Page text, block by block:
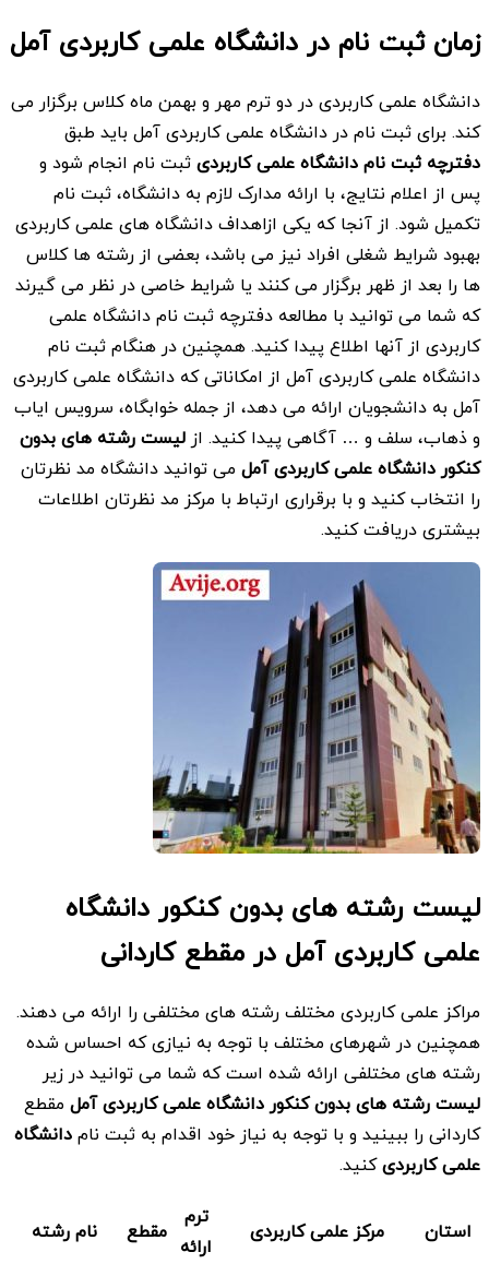
زمان ثبت نام در دانشگاه علمی کاربردیآمل
دانشگاه علمی کاربردی در دو ترم مهر و بهمن ماه کلاس برگزار می
کند. برای ثبت نام در دانشگاه علمی کاربردی آمل باید طبق
دفترچه ثبت نام دانشگاه علمی کاربردیثبت نام انجام شود و
پس از اعلام نتایج، با ارائه مدارک لازم به دانشگاه، ثبت نام
تکمیل شود. از آنجا که یکی ازاهداف دانشگاه های علمی کاربردی
بهبود شرایط شغلی افراد نیز می باشد، بعضی از رشته ها کلاس
ها را بعد از ظهر برگزار می کنند یا شرایط خاصی در نظر می گیرند
که شما می توانید با مطالعه دفترچه ثبت نام دانشگاه علمی
کاربردی از آنها اطلاع پیدا کنید. همچنین در هنگام ثبت نام
دانشگاه علمی کاربردی آمل از امکاناتی که دانشگاه علمی کاربردی
آمل به دانشجویان ارائه می دهد، از جمله خوابگاه، سرویس ایاب
و ذهاب، سلف و … آگاهی پیدا کنید. ازلیست رشته های بدون
کنکوردانشگاه علمی کاربردیآمل می توانید دانشگاه مد نظرتان
را انتخاب کنید و با برقراری ارتباط با مرکز مد نظرتان اطلاعات
بیشتری دریافت کنید.
لیست رشته های بدون کنکور دانشگاه
علمی کاربردی آمل در مقطع کاردانی
مراکز علمی کاربردی مختلف رشته های مختلفی را ارائه می دهند.
همچنین در شهرهای مختلف با توجه به نیازی که احساس شده
رشته های مختلفی ارائه شده است که شما می توانید در زیر
لیست رشته های بدون کنکوردانشگاه علمی کاربردیآمل مقطع
کاردانی را ببینید و با توجه به نیاز خود اقدام به ثبت نامدانشگاه
علمی کاربردیکنید.
استان مرکز علمی کاربردی
ترم
ارائه مقطع نام رشته